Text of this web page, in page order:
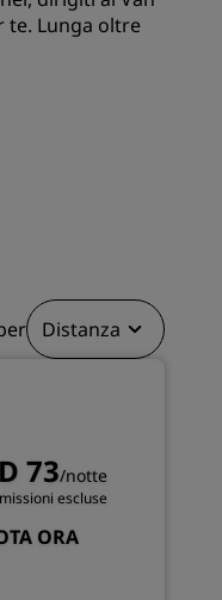
te. Lunga oltre
Distanza
73/notte
escluse
ORA